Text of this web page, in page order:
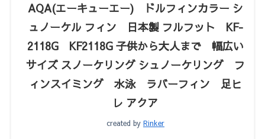
AQA(エーキューエー) ドルフィンカラー シ
ュノーケル フィン 日本製 フルフット KF-
2118G KF2118G 子供から大人まで 幅広い
サイズ スノーケリング シュノーケリング フ
ィンスイミング 水泳 ラバーフィン 足ヒ
レ アクア
created by Rinker